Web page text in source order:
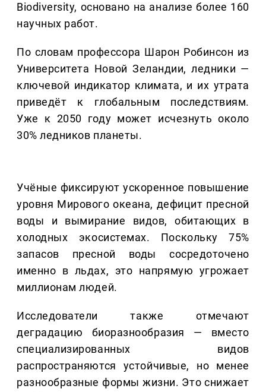
Biodiversity, основано на анализе более 160
научных работ.
По словам профессора Шарон Робинсон из
Университета Новой Зеландии, ледники —
ключевой индикатор климата, и их утрата
приведёт к глобальным последствиям.
Уже к 2050 году может исчезнуть около
30% ледников планеты.
Учёные фиксируют ускоренное повышение
уровня Мирового океана, дефицит пресной
воды и вымирание видов, обитающих в
холодных экосистемах. Поскольку 75%
запасов пресной воды сосредоточено
именно в льдах, это напрямую угрожает
миллионам людей.
Исследователи также отмечают
деградацию биоразнообразия — вместо
специализированных видов
распространяются устойчивые, но менее
разнообразные формы жизни. Это снижает